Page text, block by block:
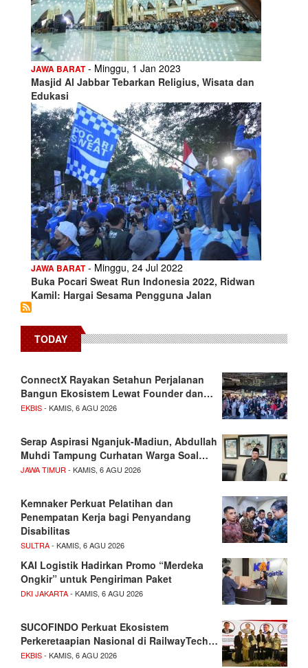
JAWA BARAT- Minggu, 1 Jan 2023
Masjid Al Jabbar Tebarkan Religius, Wisata dan
Edukasi
JAWA BARAT- Minggu, 24 Jul 2022
Buka Pocari Sweat Run Indonesia 2022, Ridwan
Kamil: Hargai Sesama Pengguna Jalan
TODAY
ConnectX Rayakan Setahun Perjalanan
Bangun Ekosistem Lewat Founder dan…
EKBIS- KAMIS, 6 AGU 2026
Serap Aspirasi Nganjuk-Madiun, Abdullah
Muhdi Tampung Curhatan Warga Soal…
JAWA TIMUR - KAMIS, 6 AGU 2026
Kemnaker Perkuat Pelatihan dan
Penempatan Kerja bagi Penyandang
Disabilitas
SULTRA- KAMIS, 6 AGU 2026
KAI Logistik Hadirkan Promo “Merdeka
Ongkir” untuk Pengiriman Paket
DKI JAKARTA- KAMIS, 6 AGU 2026
SUCOFINDO Perkuat Ekosistem
Perkeretaapian Nasional di RailwayTech…
EKBIS- KAMIS, 6 AGU 2026